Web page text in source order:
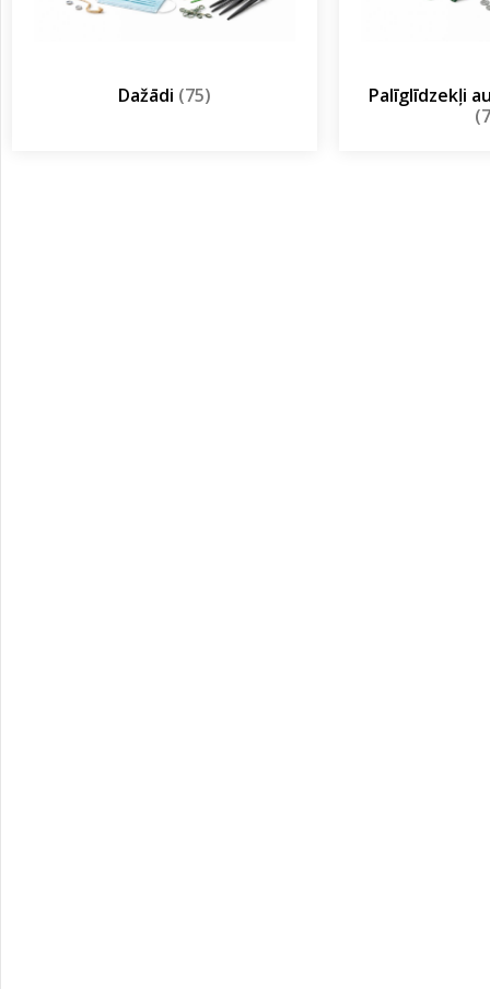
Dažādi (75)
Palīglīdzekļi